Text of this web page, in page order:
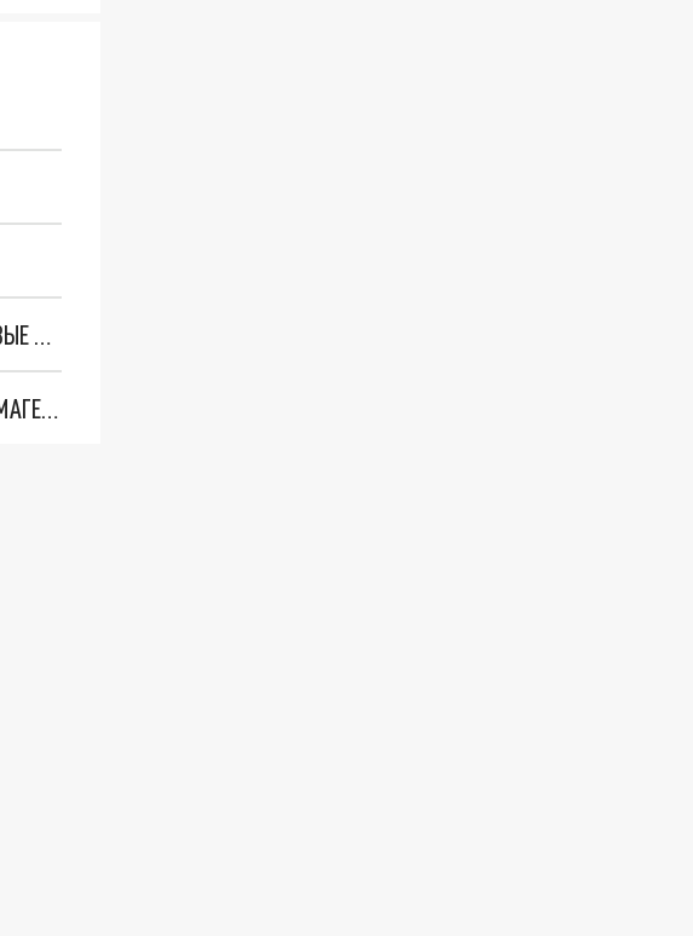
"ОЧЕНЬ ПЛОХИЕ НОВОСТИ": БОЛЬШАЯ ОШИБКА PALANTIR В РОССИИ. СТРАНЫ НАТО ВПЕРВЫЕ ЗА СВО ОСТАНОВИЛИ ПОСТАВКИ ОРУЖИЯ. ВСУ ТЕРЯЮТ ПРИГРАНИЧЬЕ?
ТРИ ГЛАВНЫХ ИНСАЙДА ОБ СВО. ОТМЕНА МОБИЛИЗАЦИИ И ВОЗВРАЩЕНИЕ "ГЕНЕРАЛА АРМАГЕДДОНА"? ОТЛИЧНЫЕ НОВОСТИ, КОТОРЫЕ ЖДАЛИ ВСЕ